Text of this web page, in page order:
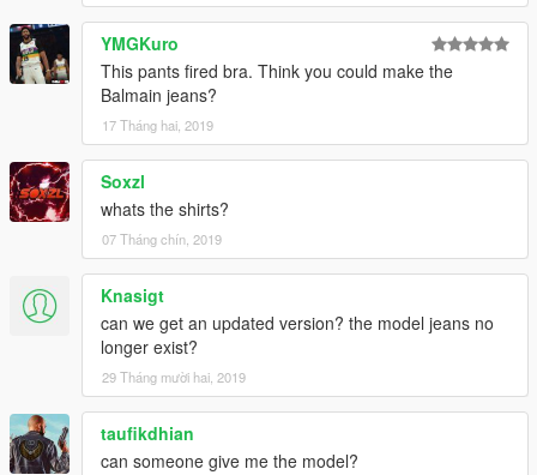
YMGKuro
This pants fired bra. Think you could make the
Balmain jeans?
17 Tháng hai, 2019
Soxzl
whats the shirts?
07 Tháng chín, 2019
Knasigt
can we get an updated version? the model jeans no
longer exist?
29 Tháng mười hai, 2019
taufikdhian
can someone give me the model?